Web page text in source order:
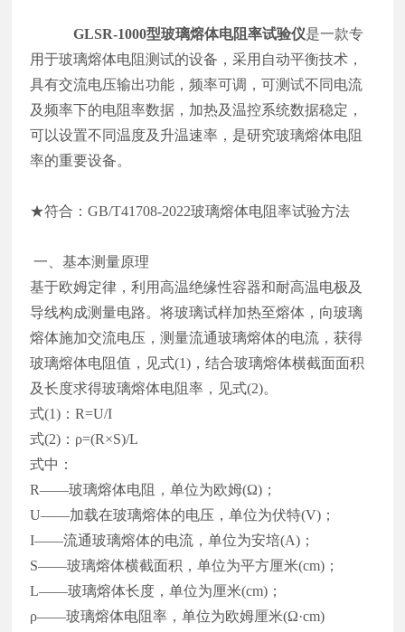
GLSR-1000型玻璃熔体电阻率试验仪是一款专
用于玻璃熔体电阻测试的设备，采用自动平衡技术，
具有交流电压输出功能，频率可调，可测试不同电流
及频率下的电阻率数据，加热及温控系统数据稳定，
可以设置不同温度及升温速率，是研究玻璃熔体电阻
率的重要设备。
★符合：GB/T41708-2022玻璃熔体电阻率试验方法
一、基本测量原理
基于欧姆定律，利用高温绝缘性容器和耐高温电极及
导线构成测量电路。将玻璃试样加热至熔体，向玻璃
熔体施加交流电压，测量流通玻璃熔体的电流，获得
玻璃熔体电阻值，见式(1) ，结合玻璃熔体横截面面积
及长度求得玻璃熔体电阻率，见式(2)。
式(1) ：R=U/I
式(2) ：ρ=(R×S)/L
式中：
R——玻璃熔体电阻，单位为欧姆(Ω) ；
U——加载在玻璃熔体的电压，单位为伏特(V) ；
I——流通玻璃熔体的电流，单位为安培(A) ；
S——玻璃熔体横截面积，单位为平方厘米(cm) ；
L——玻璃熔体长度，单位为厘米(cm) ；
ρ——玻璃熔体电阻率，单位为欧姆厘米(Ω·cm)